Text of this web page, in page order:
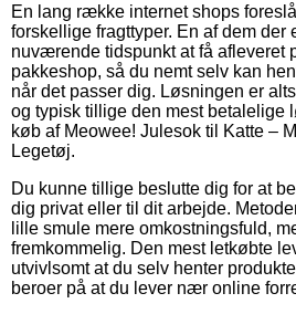
En lang række internet shops
forskellige fragttyper. En af dem der
nuværende tidspunkt at få afleveret
pakkeshop, så du nemt selv kan
når det passer dig. Løsningen er
og typisk tillige den mest betalelige
køb af Meowee! Julesok til Katte –
Legetøj.
Du kunne tillige beslutte dig for at
dig privat eller til dit arbejde.
lille smule mere omkostningsfuld,
fremkommelig. Den mest letkøbte
utvivlsomt at du selv henter
beroer på at du lever nær online